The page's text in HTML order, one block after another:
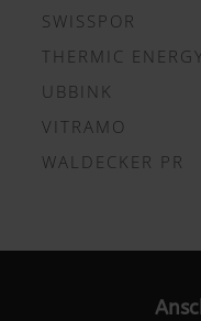
SWISSPOR
THERMIC
UBBINK
VITRAMO
WALDECKER PR